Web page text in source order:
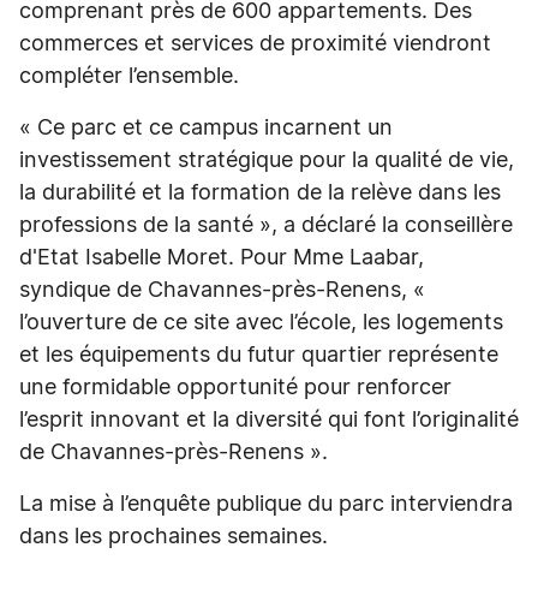
comprenant près de 600 appartements. Des
commerces et services de proximité viendront
compléter l’ensemble.
« Ce parc et ce campus incarnent un
investissement stratégique pour la qualité de vie,
la durabilité et la formation de la relève dans les
professions de la santé », a déclaré la conseillère
d'Etat Isabelle Moret. Pour Mme Laabar,
syndique de Chavannes-près-Renens, «
l’ouverture de ce site avec l’école, les logements
et les équipements du futur quartier représente
une formidable opportunité pour renforcer
l’esprit innovant et la diversité qui font l’originalité
de Chavannes-près-Renens ».
La mise à l’enquête publique du parc interviendra
dans les prochaines semaines.